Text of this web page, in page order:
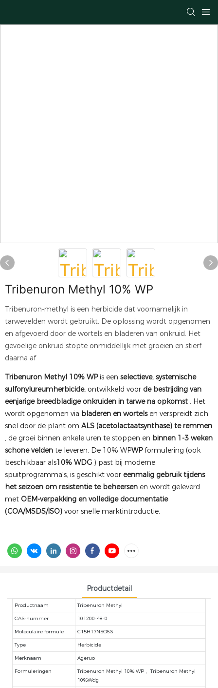
Tribenuron Methyl 10% WP
Tribenuron-methyl is een herbicide dat voornamelijk in
tarwevelden wordt gebruikt. De oplossing wordt opgenomen
en afgevoerd door de wortels en bladeren van onkruid. Het
gevoelige onkruid stopte onmiddellijk met groeien en stierf
daarna af
Tribenuron Methyl 10% WPis een selectieve, systemische
sulfonylureumherbicide, ontwikkeld voor de bestrijding van
eenjarige breedbladige onkruiden in tarwe na opkomst . Het
wordt opgenomen via bladeren en wortelsen verspreidt zich
snel door de plant om ALS (acetolactaatsynthase) te remmen
, de groei binnen enkele uren te stoppen en binnen 1-3 weken
schone velden te leveren. De 10% WPWPformulering (ook
beschikbaar als10% WDG ) past bij moderne
spuitprogramma's, is geschikt voor eenmalig gebruik tijdens
het seizoen om resistentie te beheersen en wordt geleverd
met OEM-verpakking en volledige documentatie
(COA/MSDS/ISO) voor snelle marktintroductie.
Productdetail
Productnaam Tribenuron Methyl
CAS-nummer 101200-48-0
Moleculaire formule C15H17N5O6S
Type Herbicide
Merknaam Ageruo
Formuleringen
Tribenuron Methyl 10% WP 、Tribenuron Methyl
10%Wdg